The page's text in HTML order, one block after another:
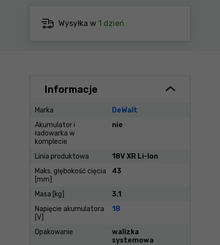
Wysyłka w 1 dzień
Informacje
Marka
DeWalt
Akumulator i
ładowarka w
komplecie
nie
Linia produktowa
18V XR Li-Ion
Maks. głębokość cięcia
[mm]
43
Masa [kg]
3.1
Napięcie akumulatora
[V]
18
Opakowanie
walizka
systemowa